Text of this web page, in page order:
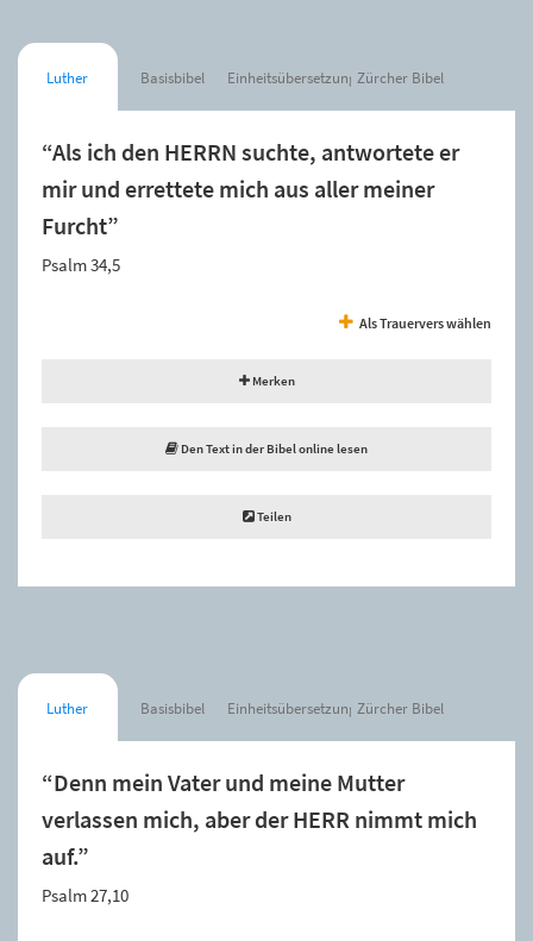
Luther Basisbibel Einheitsübersetzung Zürcher Bibel
“Als ich den HERRN suchte, antwortete er
mir und errettete mich aus aller meiner
Furcht”
Psalm 34,5
Als Trauervers wählen
Merken
Den Text in der Bibel online lesen
Teilen
Luther Basisbibel Einheitsübersetzung Zürcher Bibel
“Denn mein Vater und meine Mutter
verlassen mich, aber der HERR nimmt mich
auf.”
Psalm 27,10